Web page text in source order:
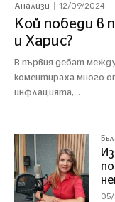
Анализи 12/09/2024
Кой победи в
и Харис?
В първия дебат
коментираха много
инфлацията,...